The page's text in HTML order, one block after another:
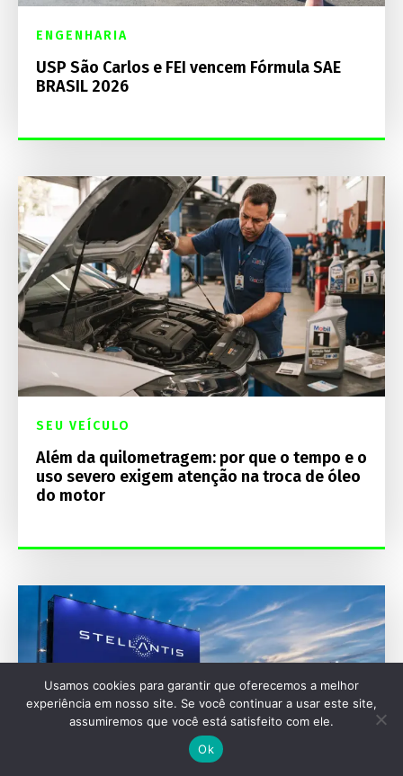
ENGENHARIA
USP São Carlos e FEI vencem Fórmula SAE
BRASIL 2026
SEU VEÍCULO
Além da quilometragem: por que o tempo e o
uso severo exigem atenção na troca de óleo
do motor
Usamos cookies para garantir que oferecemos a melhor
experiência em nosso site. Se você continuar a usar este site,
assumiremos que você está satisfeito com ele.
Ok